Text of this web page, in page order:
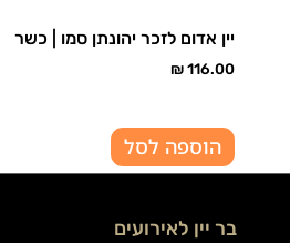
יין אדום לזכר יהונתן סמו | כשר
₪116.00
הוספה לסל
בר יין לאירועים